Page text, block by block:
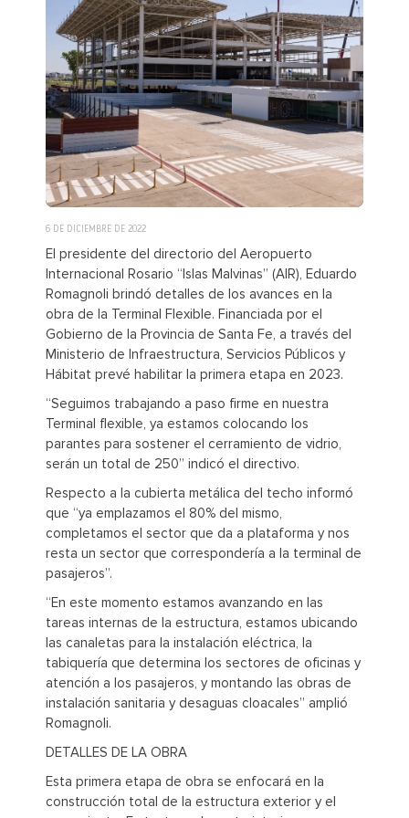
6 DE DICIEMBRE DE 2022
El presidente del directorio del Aeropuerto
Internacional Rosario “Islas Malvinas” (AIR), Eduardo
Romagnoli brindó detalles de los avances en la
obra de la Terminal Flexible. Financiada por el
Gobierno de la Provincia de Santa Fe, a través del
Ministerio de Infraestructura, Servicios Públicos y
Hábitat prevé habilitar la primera etapa en 2023.
“Seguimos trabajando a paso firme en nuestra
Terminal flexible, ya estamos colocando los
parantes para sostener el cerramiento de vidrio,
serán un total de 250” indicó el directivo.
Respecto a la cubierta metálica del techo informó
que “ya emplazamos el 80% del mismo,
completamos el sector que da a plataforma y nos
resta un sector que correspondería a la terminal de
pasajeros”.
“En este momento estamos avanzando en las
tareas internas de la estructura, estamos ubicando
las canaletas para la instalación eléctrica, la
tabiquería que determina los sectores de oficinas y
atención a los pasajeros, y montando las obras de
instalación sanitaria y desaguas cloacales” amplió
Romagnoli.
DETALLES DE LA OBRA
Esta primera etapa de obra se enfocará en la
construcción total de la estructura exterior y el